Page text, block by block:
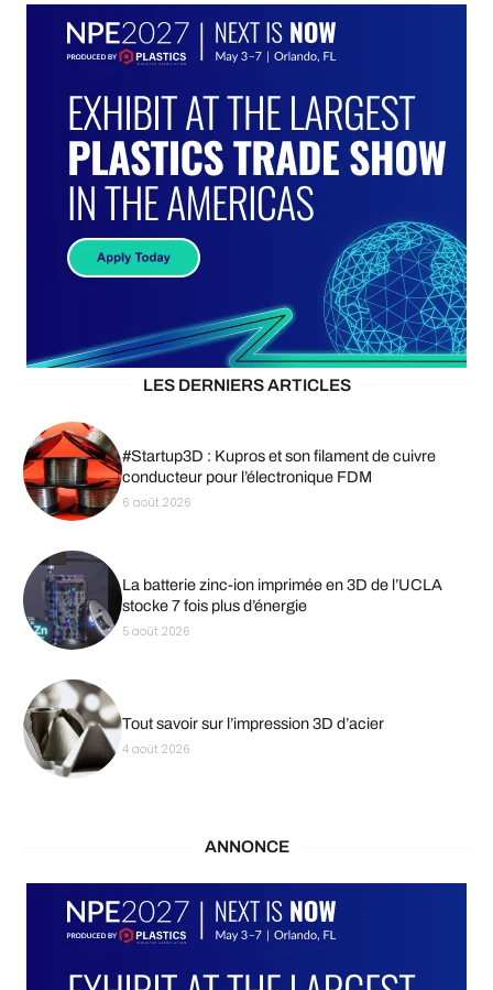
LES DERNIERS ARTICLES
#Startup3D : Kupros et son filament de cuivre
conducteur pour l’électronique FDM
6 août 2026
La batterie zinc-ion imprimée en 3D de l’UCLA
stocke 7 fois plus d’énergie
5 août 2026
Tout savoir sur l’impression 3D d’acier
4 août 2026
ANNONCE